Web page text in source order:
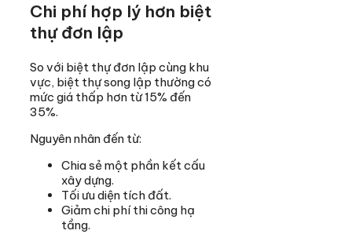
Chi phí hợp lý hơn biệt
thự đơn lập
So với biệt thự đơn lập cùng khu
vực, biệt thự song lập thường có
mức giá thấp hơn từ 15% đến
35%.
Nguyên nhân đến từ:
Chia sẻ một phần kết cấu
xây dựng.
Tối ưu diện tích đất.
Giảm chi phí thi công hạ
tầng.